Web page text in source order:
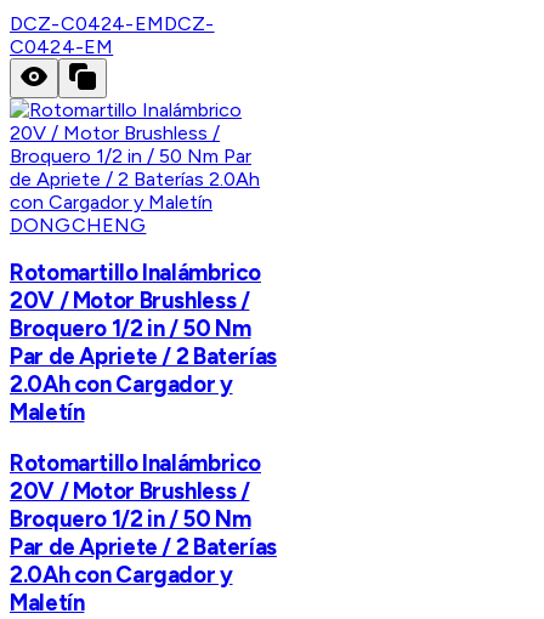
DCZ-C0424-EMDCZ-
C0424-EM
DONGCHENG
Rotomartillo Inalámbrico
20V / Motor Brushless /
Broquero 1/2 in / 50 Nm
Par de Apriete / 2 Baterías
2.0Ah con Cargador y
Maletín
Rotomartillo Inalámbrico
20V / Motor Brushless /
Broquero 1/2 in / 50 Nm
Par de Apriete / 2 Baterías
2.0Ah con Cargador y
Maletín